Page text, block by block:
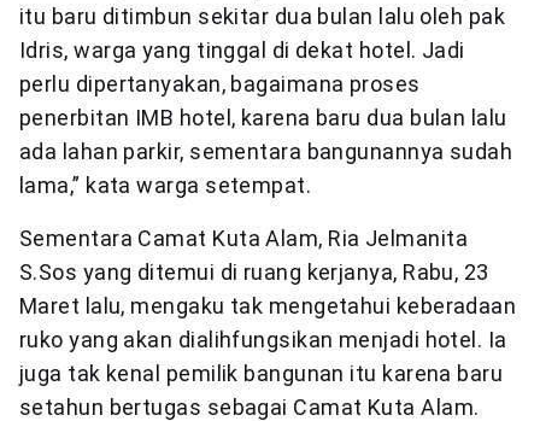
itu baru ditimbun sekitar dua bulan lalu oleh pak
Idris, warga yang tinggal di dekat hotel. Jadi
perlu dipertanyakan, bagaimana proses
penerbitan IMB hotel, karena baru dua bulan lalu
ada lahan parkir, sementara bangunannya sudah
lama,” kata warga setempat.
Sementara Camat Kuta Alam, Ria Jelmanita
S.Sos yang ditemui di ruang kerjanya, Rabu, 23
Maret lalu, mengaku tak mengetahui keberadaan
ruko yang akan dialihfungsikan menjadi hotel. Ia
juga tak kenal pemilik bangunan itu karena baru
setahun bertugas sebagai Camat Kuta Alam.